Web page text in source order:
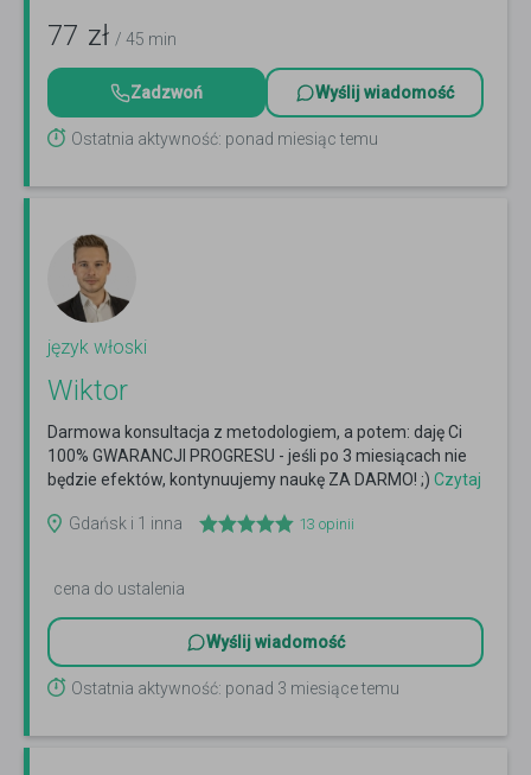
77 zł / 45 min
Zadzwoń Wyślij wiadomość
Ostatnia aktywność: ponad miesiąc temu
język włoski
Wiktor
Darmowa konsultacja z metodologiem, a potem: daję Ci
100% GWARANCJI PROGRESU - jeśli po 3 miesiącach nie
będzie efektów, kontynuujemy naukę ZA DARMO! ;) Czytaj
Gdańsk i 1 inna
13 opinii
cena do ustalenia
Wyślij wiadomość
Ostatnia aktywność: ponad 3 miesiące temu